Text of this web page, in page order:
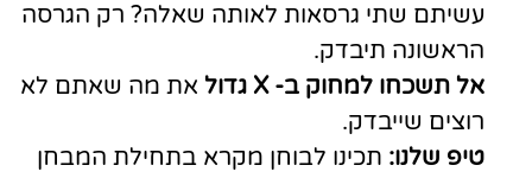
עשיתם שתי גרסאות לאותה שאלה? רק הגרסה
הראשונה תיבדק.
אל תשכחו למחוק ב- X גדול
את מה שאתם לא
רוצים שייבדק.
טיפ שלנו: תכינו לבוחן מקרא בתחילת המבחן